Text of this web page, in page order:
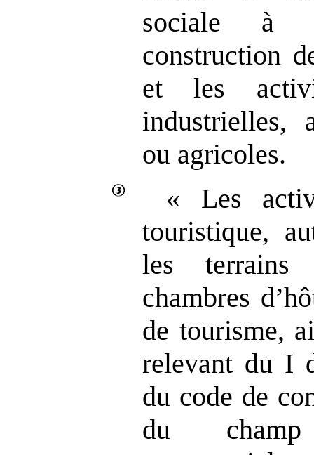
sociale à
construction
et les
industrielles,
ou agricoles.
« Les
touristique,
les terrains
chambres
de tourisme,
relevant du I
du code de
du